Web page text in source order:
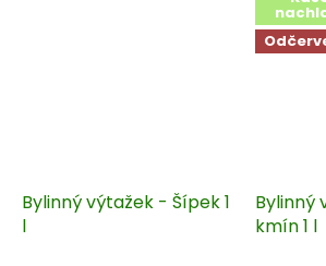
Bylinný výtažek - Šípek 1
l
Bylinný
kmín 1 l